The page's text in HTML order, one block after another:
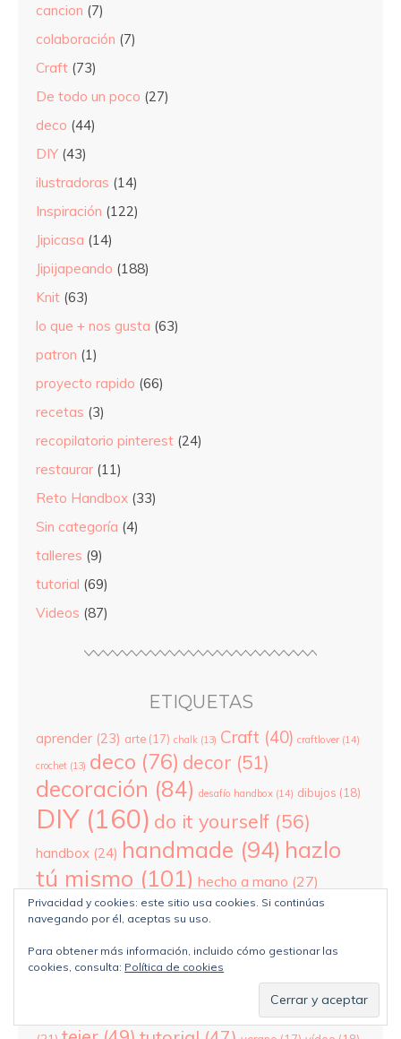
cancion (7)
colaboración (7)
Craft (73)
De todo un poco (27)
deco (44)
DIY (43)
ilustradoras (14)
Inspiración (122)
Jipicasa (14)
Jipijapeando (188)
Knit (63)
lo que + nos gusta (63)
patron (1)
proyecto rapido (66)
recetas (3)
recopilatorio pinterest (24)
restaurar (11)
Reto Handbox (33)
Sin categoría (4)
talleres (9)
tutorial (69)
Videos (87)
ETIQUETAS
aprender (23) arte (17) chalk (13) Craft (40) craftlover (14)
crochet (13) deco (76) decor (51)
decoración (84) desafío handbox (14) dibujos (18)
DIY(160) do it yourself (56)
handbox (24) handmade (94) hazlo
tú mismo (101) hecho a mano (27)
ideas(110) ilustradora (23)
(37) lo que más nos gusta (16) manualidades(31)
miercoles navidad(26) novasol
(14) punto(25)
(15) spray(15) talleres
Privacidad y cookies: este sitio usa cookies. Si continúas
navegando por él, aceptas su uso.
Para obtener más información, incluido cómo gestionar las
cookies, consulta: Política de cookies